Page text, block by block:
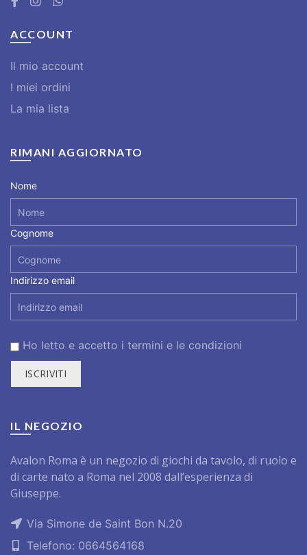
ACCOUNT
Il mio account
I miei ordini
La mia lista
RIMANI AGGIORNATO
Nome
Cognome
Indirizzo email
Ho letto e accetto i termini e le condizioni
IL NEGOZIO
Avalon Roma è un negozio di giochi da tavolo, di ruolo e
di carte nato a Roma nel 2008 dall’esperienza di
Giuseppe.
Via Simone de Saint Bon N.20
Telefono: 0664564168